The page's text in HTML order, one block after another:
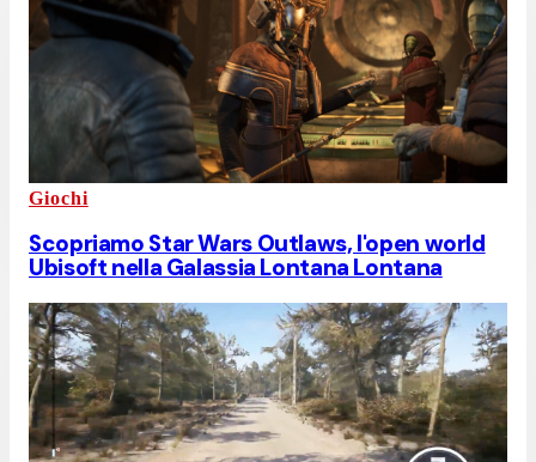
Giochi
Scopriamo Star Wars Outlaws, l'open world
Ubisoft nella Galassia Lontana Lontana